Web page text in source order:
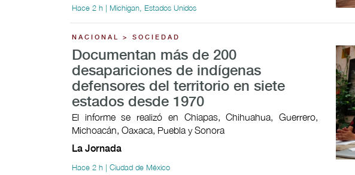
Hace 2 h | Michigan, Estados Unidos
NACIONAL > SOCIEDAD
Documentan más de 200
desapariciones de indígenas
defensores del territorio en siete
estados desde 1970
El informe se realizó en Chiapas, Chihuahua, Guerrero,
Michoacán, Oaxaca, Puebla y Sonora
La Jornada
Hace 2 h | Ciudad de México